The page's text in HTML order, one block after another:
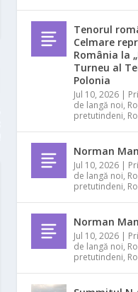
Tenorul
Celmare
România la
Turneu al
Polonia
Jul 10, 2026 |
de langă noi,
pretutindeni,
Norman
Jul 10, 2026 |
de langă noi,
pretutindeni,
Norman
Jul 10, 2026 |
de langă noi,
pretutindeni,